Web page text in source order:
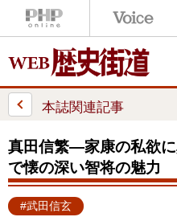
本誌関連記事
真田信繁―家康の私欲
で懐の深い智将の魅力
#武田信玄